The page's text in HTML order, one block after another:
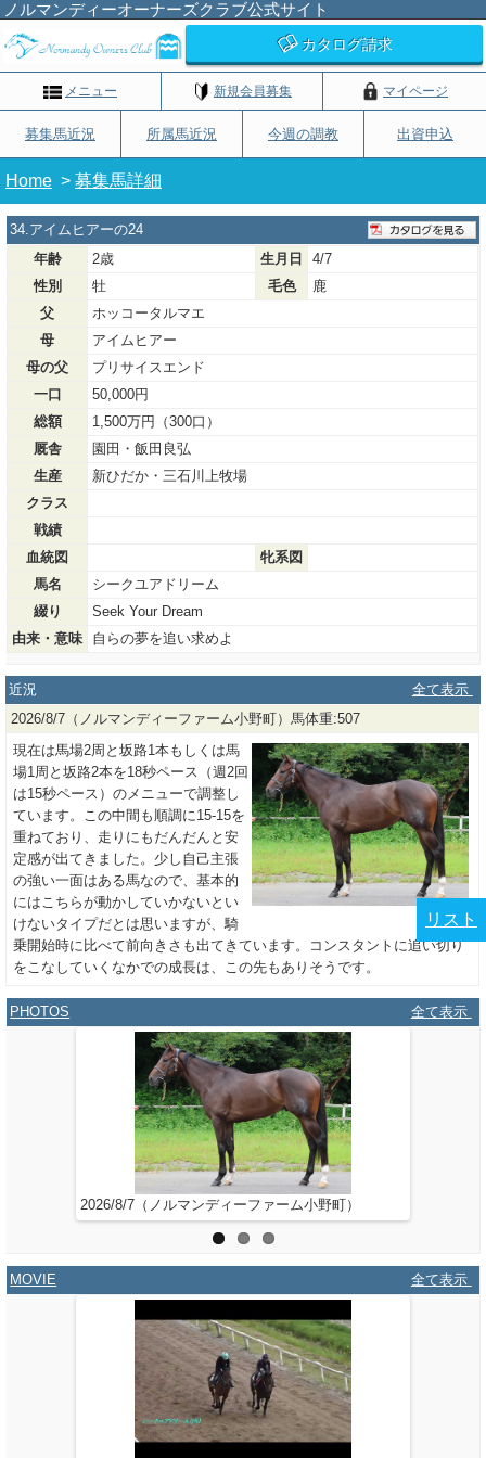
ノルマンディーオーナーズクラブ公式サイト
カタログ請求
メニュー 新規会員募集 マイページ
募集馬近況 所属馬近況 今週の調教 出資申込
Home > 募集馬詳細
34.アイムヒアーの24
年齢
2歳 生月日
4/7
性別
牡 毛色
鹿
父
ホッコータルマエ
母
アイムヒアー
母の父
プリサイスエンド
一口
50,000円
総額
1,500万円（300口）
厩舎
園田・飯田良弘
生産
新ひだか・三石川上牧場
クラス
戦績
血統図
牝系図
馬名
シークユアドリーム
綴り
Seek Your Dream
由来・意味
自らの夢を追い求めよ
近況
全て表示
2026/8/7（ノルマンディーファーム小野町）馬体重:507
現在は馬場2周と坂路1本もしくは馬
場1周と坂路2本を18秒ペース（週2回
は15秒ペース）のメニューで調整し
ています。この中間も順調に15-15を
重ねており、走りにもだんだんと安
定感が出てきました。少し自己主張
の強い一面はある馬なので、基本的
にはこちらが動かしていかないとい
けないタイプだとは思いますが、騎
乗開始時に比べて前向きさも出てきています。コンスタントに追い切り
をこなしていくなかでの成長は、この先もありそうです。
PHOTOS 全て表示
2026/8/7（ノルマンディーファーム小野町）
MOVIE 全て表示
リスト